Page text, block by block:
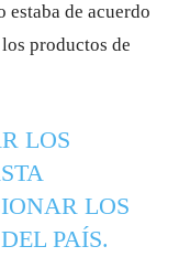
estaba de acuerdo
productos de
LOS
LOS
PAÍS.